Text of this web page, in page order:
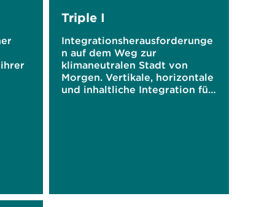
Triple I
Integrationsherausforderunge
n auf dem Weg zur
klimaneutralen Stadt von
Morgen. Vertikale, horizontale
und inhaltliche Integration für